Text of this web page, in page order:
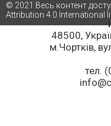
48500,
м.Чортків,
тел.
© 2021 Весь контент
Attribution 4.0 International